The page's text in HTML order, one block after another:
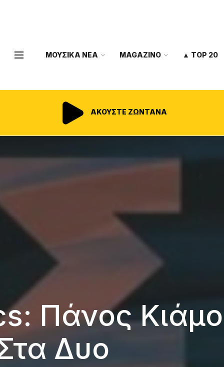
ΜΟΥΣΙΚΑ ΝΕΑ MAGAZINO ▲ TOP 20
ΑΚΟΥΣΤΕ ΖΩΝΤΑΝΑ
Πάνος
Δυο